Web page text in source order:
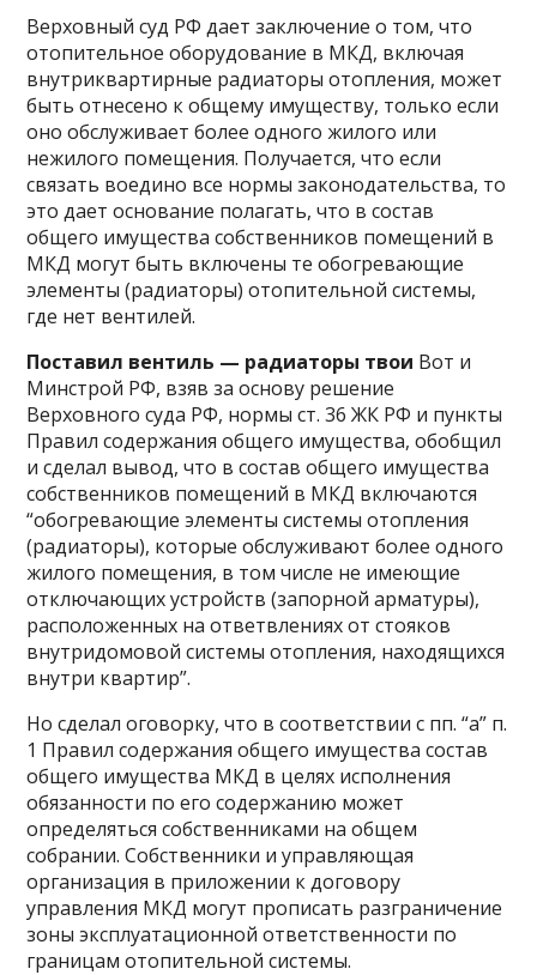
Верховный суд РФ дает заключение о том, что
отопительное оборудование в МКД, включая
внутриквартирные радиаторы отопления, может
быть отнесено к общему имуществу, только если
оно обслуживает более одного жилого или
нежилого помещения. Получается, что если
связать воедино все нормы законодательства, то
это дает основание полагать, что в состав
общего имущества соб­ственников помещений в
МКД могут быть включены те обо­гревающие
элементы (радиаторы) отопительной системы,
где нет вентилей.
Поставил вентиль — радиаторы твои Вот и
Минстрой РФ, взяв за основу решение
Верховного суда РФ, нормы ст. 36 ЖК РФ и пункты
Правил содержания общего имущества, обобщил
и сделал вывод, что в состав общего имущества
соб­ственников помещений в МКД включаются
“обогревающие элементы системы отопления
(радиаторы), которые обслуживают более одного
жилого помещения, в том числе не имеющие
отключающих устройств (запорной арматуры),
расположенных на ответвлениях от стояков
внутридомовой системы отопления, находящихся
внутри квартир”.
Но сделал оговорку, что в соответствии с пп. “а” п.
1 Правил содержания общего имущества состав
общего имущества МКД в целях исполнения
обязанности по его содержанию может
определяться собственниками на общем
собрании. Собственники и управляющая
организация в приложении к договору
управления МКД могут прописать разграничение
зоны эксплуатационной ответственности по
границам отопительной системы.